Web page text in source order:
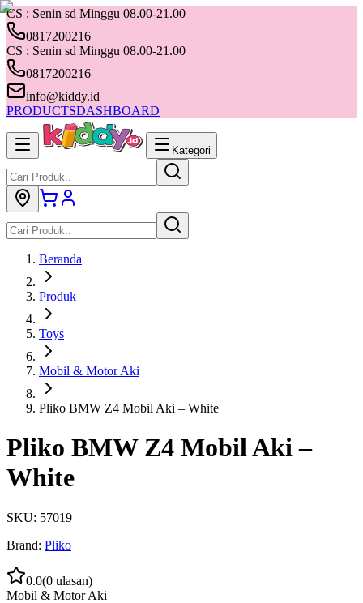
CS : Senin sd Minggu 08.00-21.00
0817200216
CS : Senin sd Minggu 08.00-21.00
0817200216
info@kiddy.id
PRODUCTSDASHBOARD
Kategori
Beranda
Produk
Toys
Mobil & Motor Aki
Pliko BMW Z4 Mobil Aki – White
Pliko BMW Z4 Mobil Aki –
White
SKU: 57019
Brand: Pliko
0.0(0 ulasan)
Mobil & Motor Aki